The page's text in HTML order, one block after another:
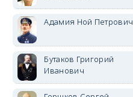
Адамия Ной Петрович
Бутаков Григорий
Иванович